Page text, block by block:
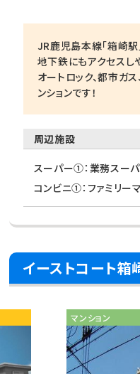
JR鹿児島本線「箱崎駅
地下鉄にもアクセスし
オートロック、都市ガ
ンションです！
周辺施設
スーパー①：業務ス
コンビニ①：ファミリ
イーストコート
マンション